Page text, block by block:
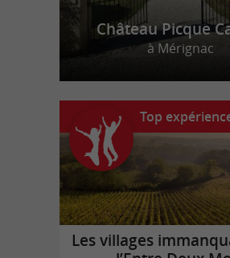
Château Picque
à Mérignac
Top
Les villages